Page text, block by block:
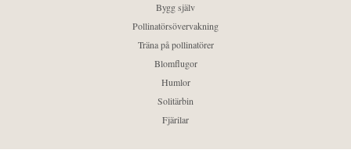
Bygg själv
Pollinatörsövervakning
Träna på pollinatörer
Blomflugor
Humlor
Solitärbin
Fjärilar